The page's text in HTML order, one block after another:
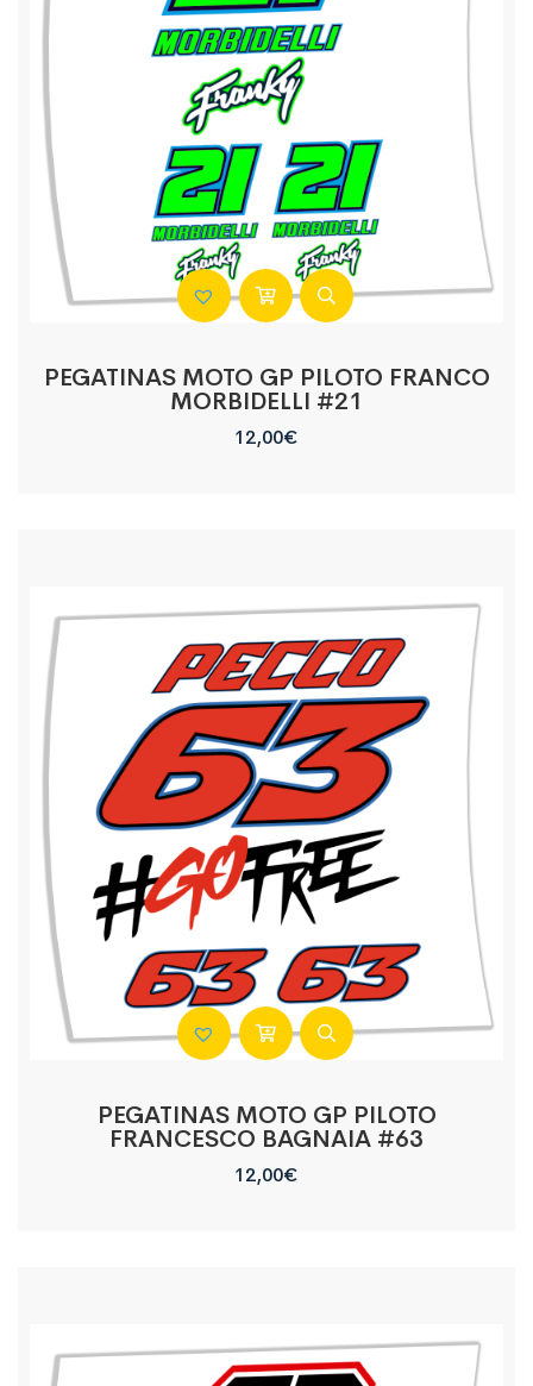
PEGATINAS MOTO GP PILOTO FRANCO
MORBIDELLI #21
12,00€
PEGATINAS MOTO GP PILOTO
FRANCESCO BAGNAIA #63
12,00€